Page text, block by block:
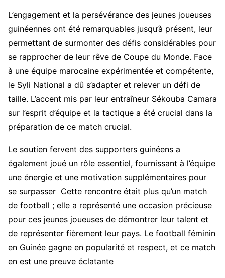
L’engagement et la persévérance des jeunes joueuses
guinéennes ont été remarquables jusqu’à présent, leur
permettant de surmonter des défis considérables pour
se rapprocher de leur rêve de Coupe du Monde. Face
à une équipe marocaine expérimentée et compétente,
le Syli National a dû s’adapter et relever un défi de
taille. L’accent mis par leur entraîneur Sékouba Camara
sur l’esprit d’équipe et la tactique a été crucial dans la
préparation de ce match crucial.
Le soutien fervent des supporters guinéens a
également joué un rôle essentiel, fournissant à l’équipe
une énergie et une motivation supplémentaires pour
se surpasser Cette rencontre était plus qu’un match
de football ; elle a représenté une occasion précieuse
pour ces jeunes joueuses de démontrer leur talent et
de représenter fièrement leur pays. Le football féminin
en Guinée gagne en popularité et respect, et ce match
en est une preuve éclatante